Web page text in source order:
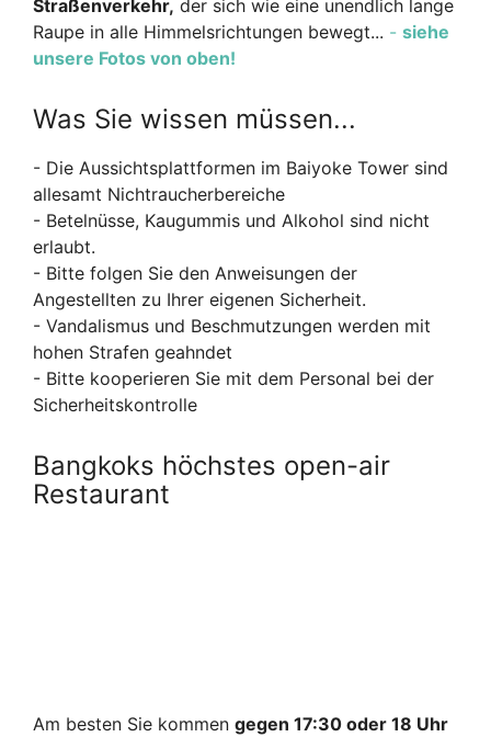
Straßenverkehr, der sich wie eine unendlich lange
Raupe in alle Himmelsrichtungen bewegt... - siehe
unsere Fotos von oben!
Was Sie wissen müssen...
- Die Aussichtsplattformen im Baiyoke Tower sind
allesamt Nichtraucherbereiche
- Betelnüsse, Kaugummis und Alkohol sind nicht
erlaubt.
- Bitte folgen Sie den Anweisungen der
Angestellten zu Ihrer eigenen Sicherheit.
- Vandalismus und Beschmutzungen werden mit
hohen Strafen geahndet
- Bitte kooperieren Sie mit dem Personal bei der
Sicherheitskontrolle
Bangkoks höchstes open-air
Restaurant
Am besten Sie kommen gegen 17:30 oder 18 Uhr